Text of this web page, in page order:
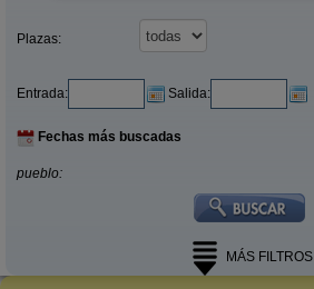
Plazas:
Entrada: Salida:
Fechas más buscadas
pueblo:
MÁS FILTROS